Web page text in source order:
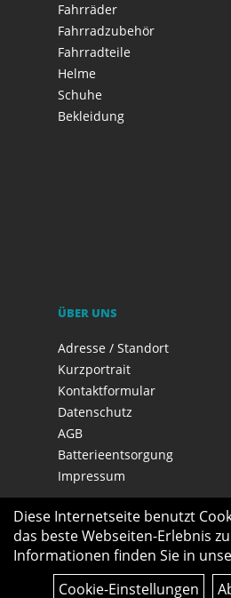
Fahrräder
Fahrradzubehör
Fahrradteile
Helme
Schuhe
Bekleidung
ÜBER UNS
Adresse / Standort
Kurzportrait
Kontaktformular
Datenschutz
AGB
Batterieentsorgung
Impressum
Diese Internetseite benutzt
das beste Webseiten-Erlebnis
Informationen finden Sie in
Cookie-Einstellungen